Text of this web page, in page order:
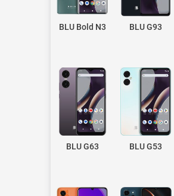
BLU Bold N3 BLU G93
BLU G63 BLU G53